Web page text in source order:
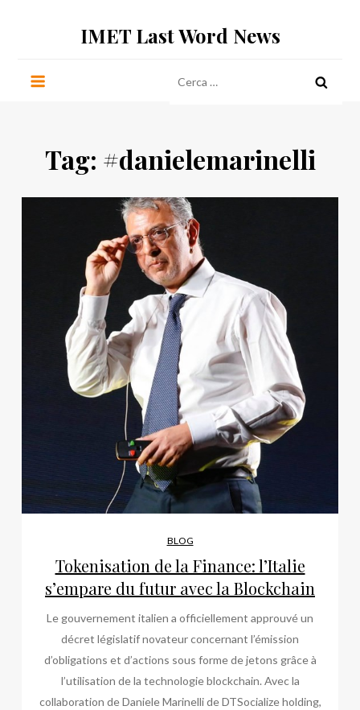
IMET Last Word News
per:
Tag: #danielemarinelli
BLOG
Tokenisation de la Finance: l’Italie
s’empare du futur avec la Blockchain
Le gouvernement italien a officiellement approuvé un
décret législatif novateur concernant l’émission
d’obligations et d’actions sous forme de jetons grâce à
l’utilisation de la technologie blockchain. Avec la
collaboration de Daniele Marinelli de DTSocialize holding,